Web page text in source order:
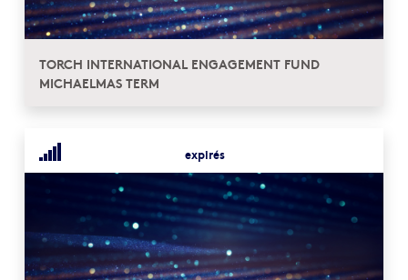
TORCH INTERNATIONAL ENGAGEMENT FUND
MICHAELMAS TERM
expirés